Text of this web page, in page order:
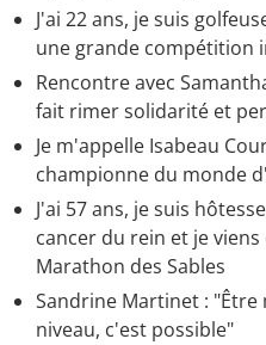
J'ai 22 ans, je suis
une grande compétition
Rencontre avec
fait rimer solidarité et
Je m'appelle Isabeau
championne du monde
J'ai 57 ans, je suis
cancer du rein et je
Marathon des Sables
Sandrine Martinet :
niveau, c'est possible"